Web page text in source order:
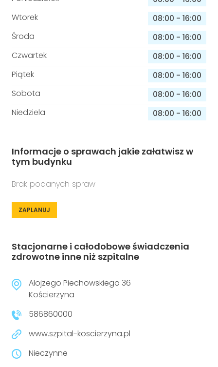
Wtorek
08:00 - 16:00
Środa
08:00 - 16:00
Czwartek
08:00 - 16:00
Piątek
08:00 - 16:00
Sobota
08:00 - 16:00
Niedziela
08:00 - 16:00
Informacje o sprawach jakie załatwisz w
tym budynku
Brak podanych spraw
ZAPLANUJ
Stacjonarne i całodobowe świadczenia
zdrowotne inne niż szpitalne
Alojzego Piechowskiego 36
Kościerzyna
586860000
www.szpital-koscierzyna.pl
Nieczynne